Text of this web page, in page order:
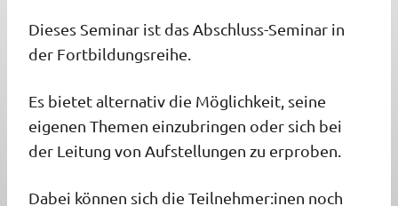
Dieses Seminar ist das Abschluss-Seminar in
der Fortbildungsreihe.
Es bietet alternativ die Möglichkeit, seine
eigenen Themen einzubringen oder sich bei
der Leitung von Aufstellungen zu erproben.
Dabei können sich die Teilnehmer:inen noch